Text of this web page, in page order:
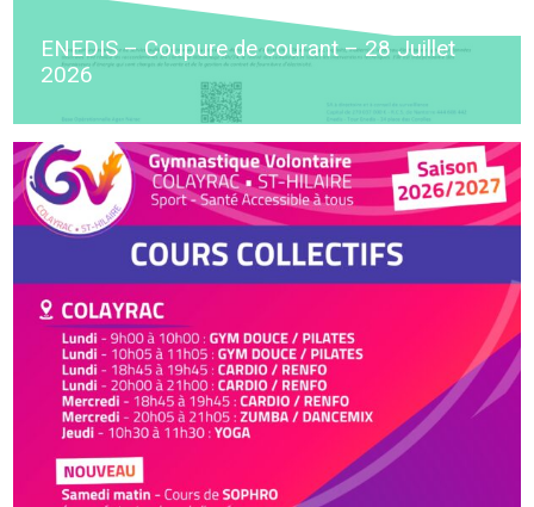
ENEDIS – Coupure de courant – 28 Juillet
2026